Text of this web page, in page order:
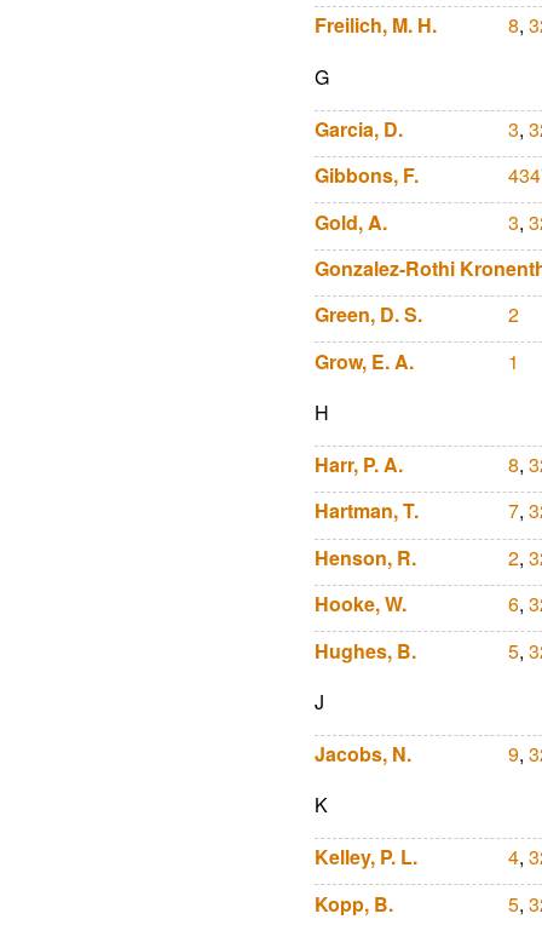
Freilich, M. H.
8,
G
Garcia, D.
3,
Gibbons, F.
Gold, A.
3,
Gonzalez-Rothi
Green, D. S.
2
Grow, E. A.
1
H
Harr, P. A.
8,
Hartman, T.
7,
Henson, R.
2,
Hooke, W.
6,
Hughes, B.
5,
J
Jacobs, N.
9,
K
Kelley, P. L.
4,
Kopp, B.
5,